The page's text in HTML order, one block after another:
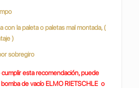
con la paleta o paletas mal montada, (
)
sobregiro
esta recomendación, puede
de vacío ELMO RIETSCHLE o